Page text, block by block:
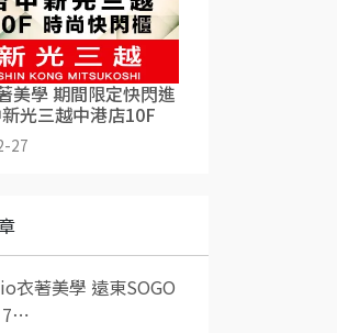
美學 期間限定快閃進
光三越中港店10F
27
衣著美學 遠東SOGO
7⋯